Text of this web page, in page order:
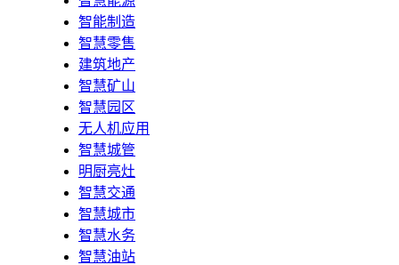
智能制造
智慧零售
建筑地产
智慧矿山
智慧园区
无人机应用
智慧城管
明厨亮灶
智慧交通
智慧城市
智慧水务
智慧油站